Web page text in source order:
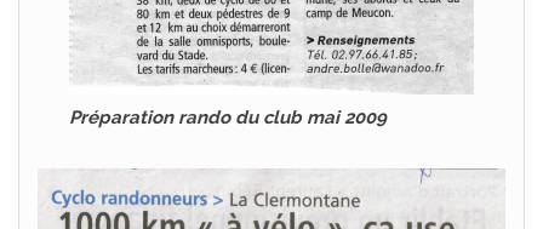
Préparation rando du club mai 2009